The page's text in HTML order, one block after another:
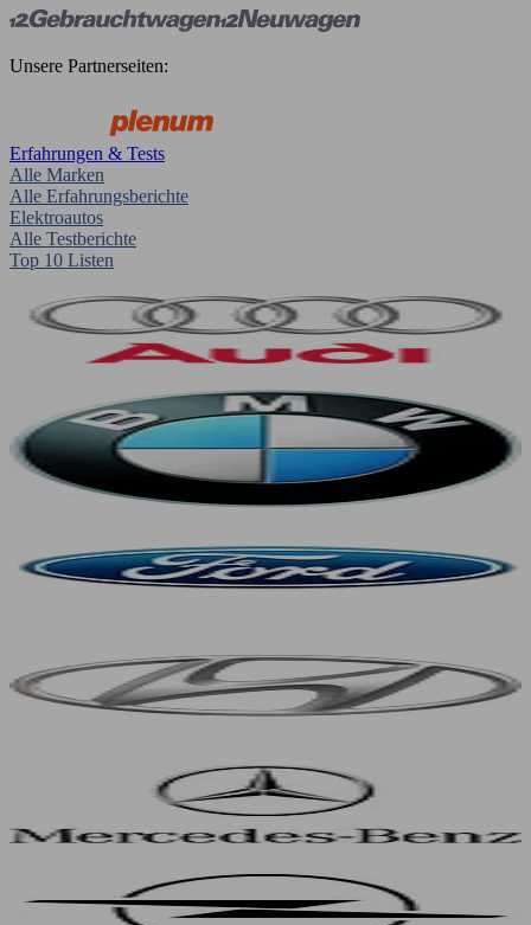
Unsere Partnerseiten:
Erfahrungen & Tests
Alle Marken
Alle Erfahrungsberichte
Elektroautos
Alle Testberichte
Top 10 Listen